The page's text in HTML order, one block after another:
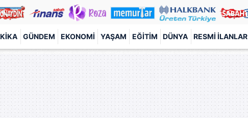
GÜNDEM EKONOMI YAŞAM EĞITIM DÜNYA RESMI İLANLAR